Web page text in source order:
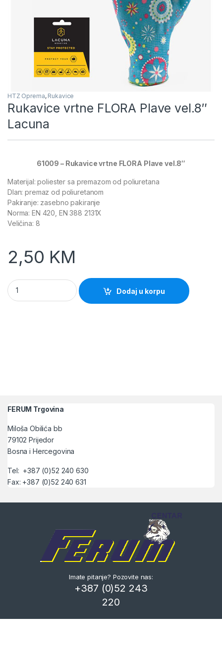
HTZ Oprema, Rukavice
Rukavice vrtne FLORA Plave vel.8″
Lacuna
61009 – Rukavice vrtne FLORA Plave vel.8″
Materijal: poliester sa premazom od poliuretana
Dlan: premaz od poliuretanom
Pakiranje: zasebno pakiranje
Norma: EN 420, EN 388 2131X
Veličina: 8
2,50 KM
Rukavice vrtne FLORA Plave vel.8" Lacuna quantity
Dodaj u korpu
FERUM Trgovina
Miloša Obilića bb
79102 Prijedor
Bosna i Hercegovina
Tel: +387 (0)52 240 630
Fax: +387 (0)52 240 631
Imate pitanje? Pozovite nas:
+387 (0)52 243
220